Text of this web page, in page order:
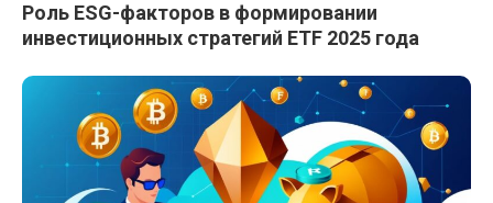
Роль ESG-факторов в формировании
инвестиционных стратегий ETF 2025 года